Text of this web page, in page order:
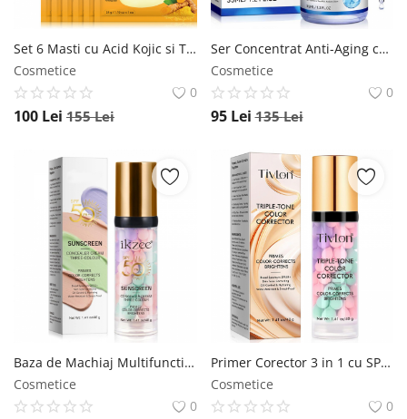
Set 6 Masti cu Acid Kojic si Turmeric , Luminozitate Anti-Rid NOVA KISS
Cosmetice
0
100 Lei 155Lei
Ser Concentrat Anti-Aging cu Celule Stem si Extracte Botanice, 35 ml NOVA KISS
Cosmetice
0
95 Lei 135Lei
Baza de Machiaj Multifunctionala 3 in 1 cu SPF 50 , Corector de Ton, Hidratant si Matifiant NOVA KISS
Cosmetice
0
Primer Corector 3 in 1 cu SPF 50 , Hidrateaza, Matifiaza si Uniformizeaza Tonul Pielii, 40 g NOVA KISS
Cosmetice
0